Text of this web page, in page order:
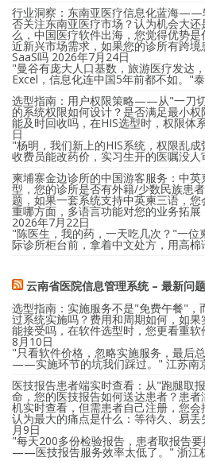
行业洞察：东南亚医疗信息化蓝海——
否关注东南亚医疗市场？认为机会大
么，中国医疗软件出海，您觉得优势
近新兴市场需求，如果您的诊所有跨
SaaS吗 2026年7月24日
"曼谷有庞大人口基数，旅游医疗发达
Excel，信息化连中国5年前都不如。"
选型指南：用户权限策略——从"一刀
的系统权限如何设计？是否满足最小
能及时回收吗，在HIS选型时，权限体
日
"杨明，我们新上的HIS系统，权限乱成
收费员能改药价，实习生开的医嘱没
柬埔寨金边诊所的中国游客服务：中
型，您的诊所是否有外籍/少数民族患
题，如果一套系统支持中英柬三语，
重哪方面，多语言功能对您的业务拓
2026年7月22日
"陈医生，我的药，一天吃几次？"一位
际诊所柜台前，拿着中文处方，用高
云南省医院信息管理系统 – 最新问题
选型指南：实施服务不是"免费午餐"，
过系统实施吗？费用和周期如何，如
能接受吗，在软件选型时，您更看重
8月10日
"只看软件价格，忽略实施服务，最后
——实施环节的坑我们踩过。" 江苏南
医技报告患者端实时查看：从"跑腿取
命，您的医技报告如何送达患者？患
机实时查看，但需患者自己注册，您
认为最大的痛点是什么：等待久、易
月9日
"每天200多份检验报告，患者取报告
——医技报告服务效率太低了。" 浙江